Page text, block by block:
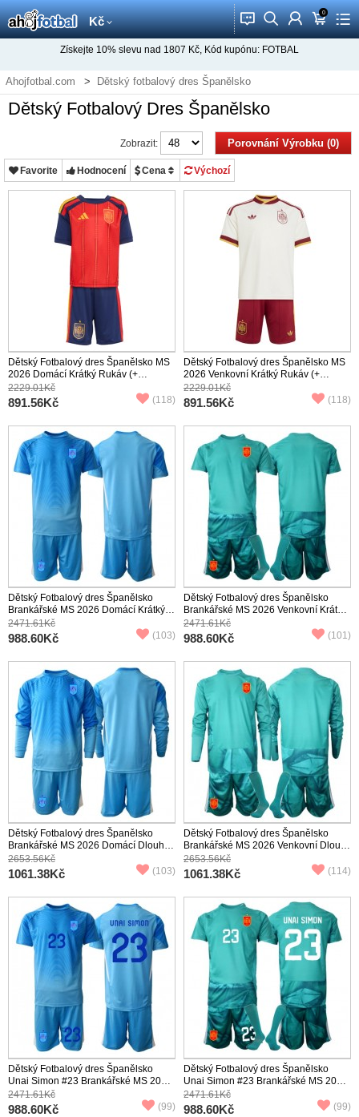
Kč 󰂱 󰂨 󰃳 0
󰃦 󰃖
Získejte 10% slevu nad 1807 Kč, Kód kupónu: FOTBAL
Ahojfotbal.com Dětský fotbalový dres Španělsko
Dětský Fotbalový Dres Španělsko
Porovnání Výrobku (0)
Zobrazit:
Favorite Hodnocení Cena Výchozí
Dětský Fotbalový dres Španělsko MS
2026 Domácí Krátký Rukáv (+
trenýrky)
2229.01Kč
891.56Kč (118)
Dětský Fotbalový dres Španělsko MS
2026 Venkovní Krátký Rukáv (+
trenýrky)
2229.01Kč
891.56Kč (118)
Dětský Fotbalový dres Španělsko
Brankářské MS 2026 Domácí Krátký
Rukáv (+ trenýrky)
2471.61Kč
988.60Kč (103)
Dětský Fotbalový dres Španělsko
Brankářské MS 2026 Venkovní Krátký
Rukáv (+ trenýrky)
2471.61Kč
988.60Kč (101)
Dětský Fotbalový dres Španělsko
Brankářské MS 2026 Domácí Dlouhý
Rukáv (+ trenýrky)
2653.56Kč
1061.38Kč (103)
Dětský Fotbalový dres Španělsko
Brankářské MS 2026 Venkovní Dlouhý
Rukáv (+ trenýrky)
2653.56Kč
1061.38Kč (114)
Dětský Fotbalový dres Španělsko
Unai Simon #23 Brankářské MS 2026
Domácí Krátký Rukáv (+ trenýrky)
2471.61Kč
988.60Kč (99)
Dětský Fotbalový dres Španělsko
Unai Simon #23 Brankářské MS 2026
Venkovní Krátký Rukáv (+ trenýrky)
2471.61Kč
988.60Kč (99)